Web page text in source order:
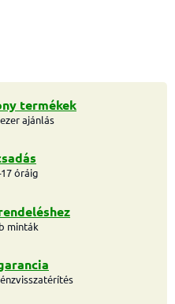
termékek
ajánlás
óráig
minták